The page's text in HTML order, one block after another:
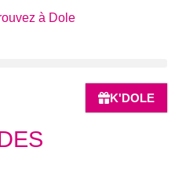
K'DOLE